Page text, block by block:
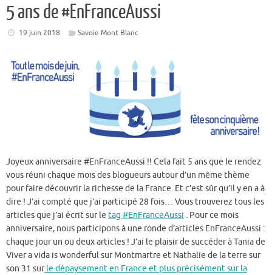
5 ans de #EnFranceAussi
19 juin 2018 Savoie Mont Blanc
Joyeux anniversaire #EnFranceAussi !! Cela fait 5 ans que le rendez
vous réuni chaque mois des blogueurs autour d’un même thème
pour faire découvrir la richesse de la France. Et c’est sûr qu’il y en a à
dire ! J’ai compté que j’ai participé 28 fois… Vous trouverez tous les
articles que j’ai écrit sur le tag #EnFranceAussi . Pour ce mois
anniversaire, nous participons à une ronde d’articles EnFranceAussi :
chaque jour un ou deux articles ! J’ai le plaisir de succéder à Tania de
Viver a vida is wonderful sur Montmartre et Nathalie de la terre sur
son 31 surle dépaysement en France et plus précisément sur la